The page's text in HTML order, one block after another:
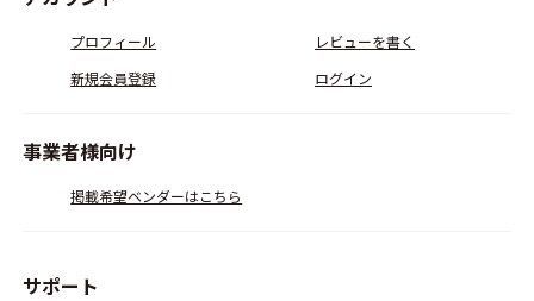
プロフィール
レビューを書く
新規会員登録
ログイン
事業者様向け
掲載希望ベンダーはこちら
サポート